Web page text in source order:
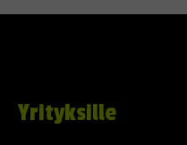
Yrityksille